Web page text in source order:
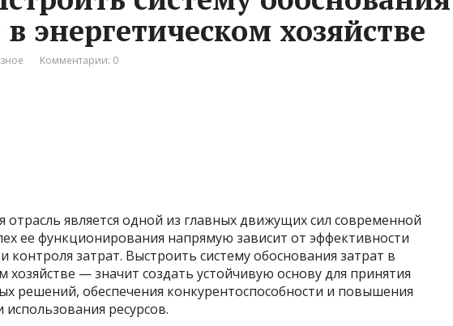
в энергетическом хозяйстве
Комментарии: 0
отрасль является одной из главных движущих сил современной
ее функционирования напрямую зависит от эффективности
контроля затрат. Выстроить систему обоснования затрат в
хозяйстве — значит создать устойчивую основу для принятия
решений, обеспечения конкурентоспособности и повышения
ресурсов.